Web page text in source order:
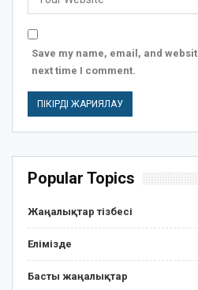
Save my name, email, and
next time I comment.
Popular Topics
Жаңалықтар тізбесі
Елімізде
Басты жаңалықтар